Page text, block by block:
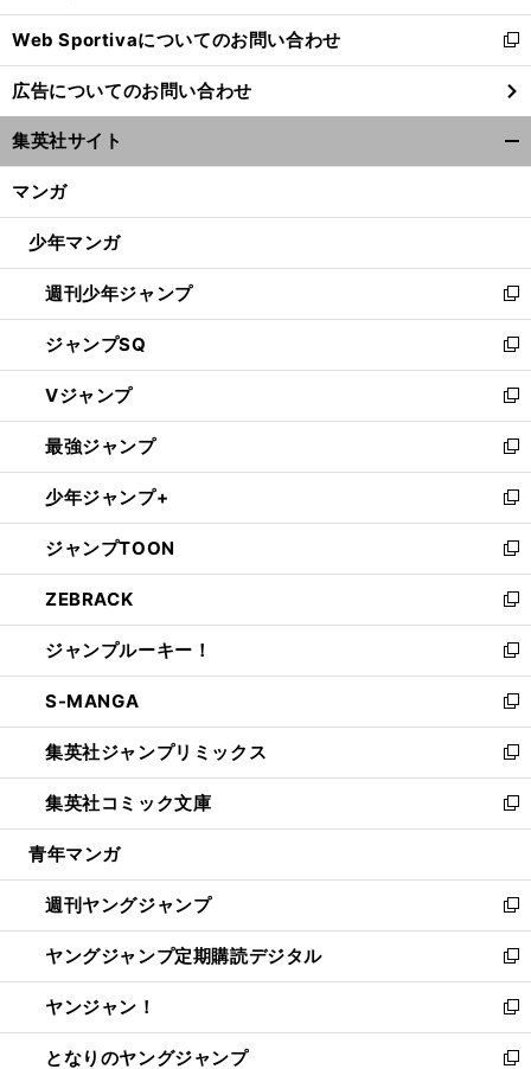
開
く
Web Sportivaについてのお問い合わせ
新
し
い
ウ
ィ
ン
ウ
開
く
広告についてのお問い合わせ
集英社サイト
マンガ
少年マンガ
週刊少年ジャンプ
新
し
い
ウ
ィ
ン
ド
ウ
で
開
く
ジャンプSQ
新
し
い
ウ
ィ
ン
ド
ウ
で
開
く
Vジャンプ
新
し
い
ウ
ィ
ン
ド
ウ
で
開
く
最強ジャンプ
新
し
い
ウ
ィ
ン
ド
ウ
で
開
く
少年ジャンプ+
新
し
い
ウ
ィ
ン
ド
ウ
で
開
く
ジャンプTOON
新
し
い
ウ
ィ
ン
ド
ウ
で
開
く
ZEBRACK
新
し
い
ウ
ィ
ン
ド
ウ
で
開
ジャンプルーキー！
新
し
い
ウ
ィ
ン
ド
ウ
開
く
S-MANGA
新
し
い
ウ
ィ
ン
ウ
で
開
く
集英社ジャンプリミックス
新
し
い
ウ
ン
ド
ウ
で
開
く
集英社コミック文庫
新
し
ウ
ィ
ン
ド
ウ
で
開
く
青年マンガ
週刊ヤングジャンプ
新
し
い
ウ
ィ
ン
ド
ヤングジャンプ定期購読デジタル
新
し
い
ウ
ィ
ヤンジャン！
新
し
い
となりのヤングジャンプ
新